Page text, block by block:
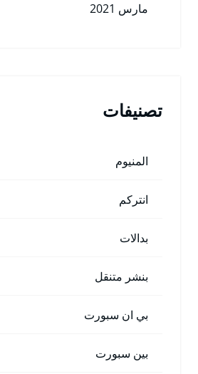
مارس 2021
تصنيفات
المنيوم
انتركم
بدالات
بنشر متنقل
بي ان سبورت
بين سبورت